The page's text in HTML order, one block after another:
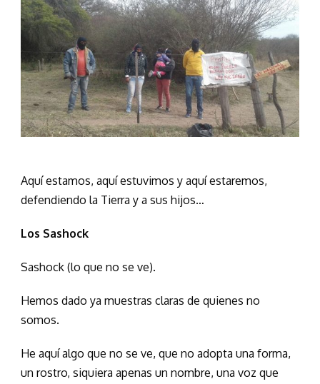
Aquí estamos, aquí estuvimos y aquí estaremos,
defendiendo la Tierra y a sus hijos…
Los Sashock
Sashock (lo que no se ve).
Hemos dado ya muestras claras de quienes no
somos.
He aquí algo que no se ve, que no adopta una forma,
un rostro, siquiera apenas un nombre, una voz que